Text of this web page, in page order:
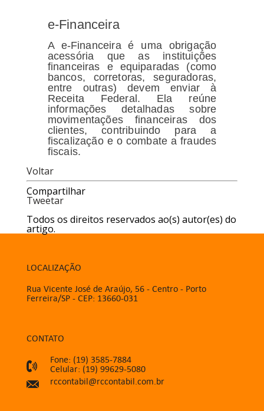
e-Financeira
A e-Financeira é uma obrigação
acessória que as instituições
financeiras e equiparadas (como
bancos, corretoras, seguradoras,
entre outras) devem enviar à
Receita Federal. Ela reúne
informações detalhadas sobre
movimentações financeiras dos
clientes, contribuindo para a
fiscalização e o combate a fraudes
fiscais.
Voltar
Compartilhar
Tweetar
Todos os direitos reservados ao(s) autor(es) do
artigo.
LOCALIZAÇÃO
Rua Vicente José de Araújo, 56 - Centro - Porto
Ferreira/SP - CEP: 13660-031
CONTATO
Fone: (19) 3585-7884
Celular: (19) 99629-5080
rccontabil@rccontabil.com.br